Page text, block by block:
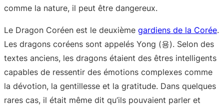
comme la nature, il peut être dangereux.
Le Dragon Coréen est le deuxième gardiens de la Corée.
Les dragons coréens sont appelés Yong (용). Selon des
textes anciens, les dragons étaient des êtres intelligents
capables de ressentir des émotions complexes comme
la dévotion, la gentillesse et la gratitude. Dans quelques
rares cas, il était même dit qu’ils pouvaient parler et